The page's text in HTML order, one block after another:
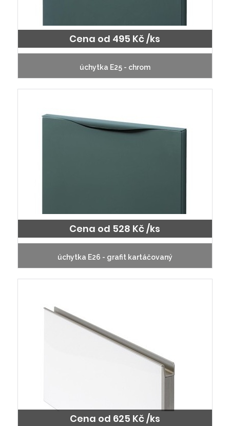
Cena od 495 Kč /ks
úchytka E25 - chrom
Cena od 528 Kč /ks
úchytka E26 - grafit kartáčovaný
Cena od 625 Kč /ks